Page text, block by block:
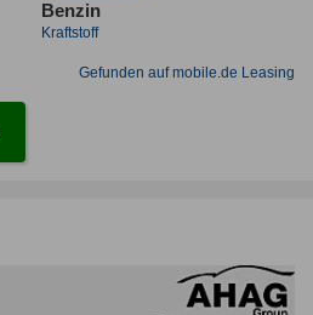
Benzin
Kraftstoff
Gefunden auf mobile.de Leasing